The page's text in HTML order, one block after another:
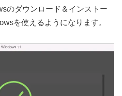
のダウンロード＆インストー
を使えるようになります。